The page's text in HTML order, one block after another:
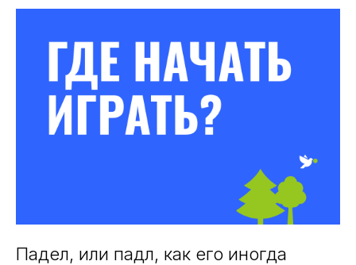
Падел, или падл, как его иногда